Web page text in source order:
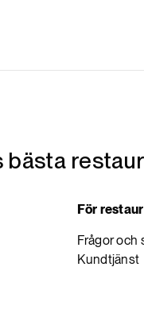
För
Frågor och
Kundtjänst